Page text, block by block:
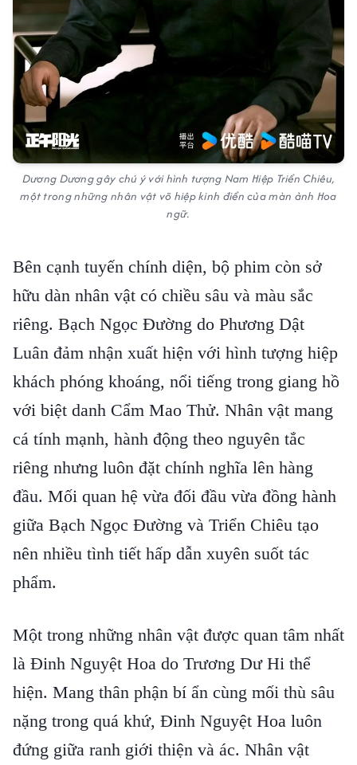
Dương Dương gây chú ý với hình tượng Nam Hiệp Triển Chiêu,
một trong những nhân vật võ hiệp kinh điển của màn ảnh Hoa
ngữ.
Bên cạnh tuyến chính diện, bộ phim còn sở
hữu dàn nhân vật có chiều sâu và màu sắc
riêng. Bạch Ngọc Đường do Phương Dật
Luân đảm nhận xuất hiện với hình tượng hiệp
khách phóng khoáng, nổi tiếng trong giang hồ
với biệt danh Cẩm Mao Thử. Nhân vật mang
cá tính mạnh, hành động theo nguyên tắc
riêng nhưng luôn đặt chính nghĩa lên hàng
đầu. Mối quan hệ vừa đối đầu vừa đồng hành
giữa Bạch Ngọc Đường và Triển Chiêu tạo
nên nhiều tình tiết hấp dẫn xuyên suốt tác
phẩm.
Một trong những nhân vật được quan tâm nhất
là Đinh Nguyệt Hoa do Trương Dư Hi thể
hiện. Mang thân phận bí ẩn cùng mối thù sâu
nặng trong quá khứ, Đinh Nguyệt Hoa luôn
đứng giữa ranh giới thiện và ác. Nhân vật